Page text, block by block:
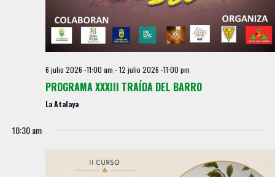
6 julio 2026 -11:00 am -12 julio 2026 -11:00 pm
PROGRAMA XXXIII TRAÍDA DEL BARRO
La Atalaya
10:30 am